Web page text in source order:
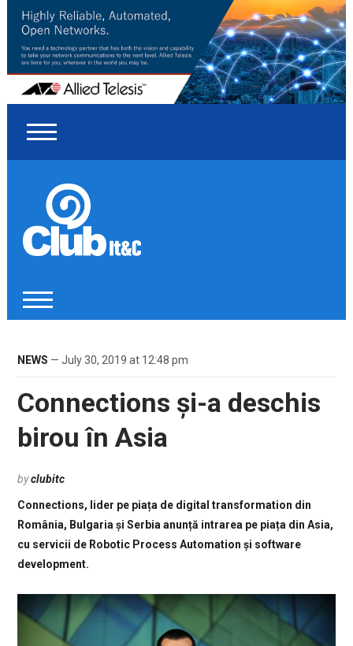
NEWS — July 30, 2019 at 12:48 pm
Connections și-a deschis
birou în Asia
byclubitc
Connections, lider pe piața de digital transformation din
România, Bulgaria și Serbia anunță intrarea pe piața din Asia,
cu servicii de Robotic Process Automation și software
development.